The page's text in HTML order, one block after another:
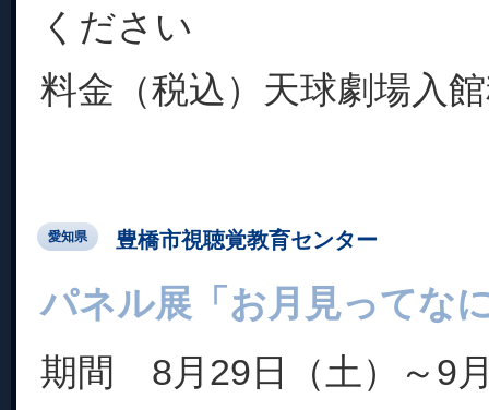
ください
料金（税込）天球劇場入
愛知県 豊橋市視聴覚教育センター
パネル展「お月見ってな
期間 8月29日（土）～9